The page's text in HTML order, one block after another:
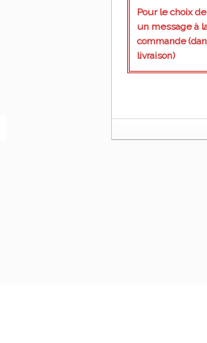
Pour le choix
un message à
commande
livraison)